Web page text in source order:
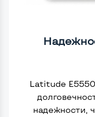
Latitude
надежности,